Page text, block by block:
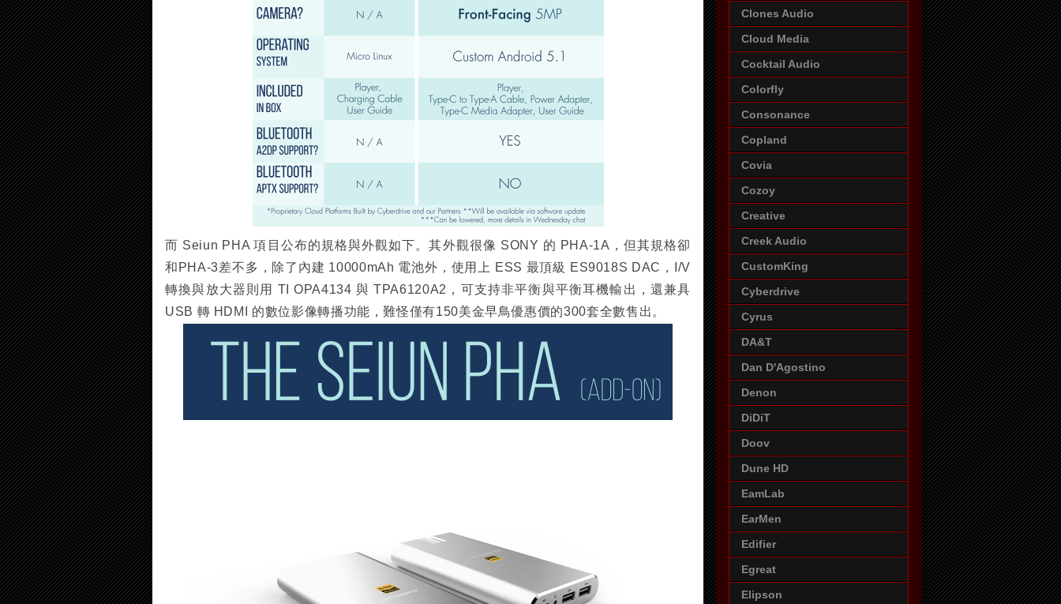
而 Seiun PHA 項目公布的規格與外觀如下。其外觀很像 SONY 的 PHA-1A，但其規格卻
和PHA-3差不多，除了內建 10000mAh 電池外，使用上 ESS 最頂級 ES9018S DAC，I/V
轉換與放大器則用 TI OPA4134 與 TPA6120A2，可支持非平衡與平衡耳機輸出，還兼具
USB 轉 HDMI 的數位影像轉播功能，難怪僅有150美金早鳥優惠價的300套全數售出。
Clones Audio
Cloud Media
Cocktail Audio
Colorfly
Consonance
Copland
Covia
Cozoy
Creative
Creek Audio
CustomKing
Cyberdrive
Cyrus
DA&T
Dan D'Agostino
Denon
DiDiT
Doov
Dune HD
EamLab
EarMen
Edifier
Egreat
Elipson